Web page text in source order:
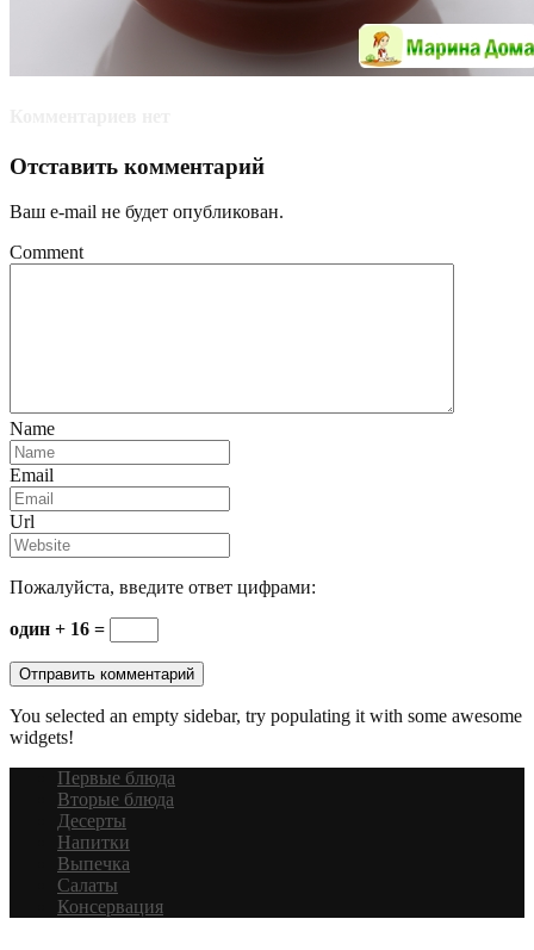
Отставить комментарий
Ваш e-mail не будет опубликован.
Comment
Name
Email
Url
Пожалуйста, введите ответ цифрами:
один + 16 =
You selected an empty sidebar, try populating it with some awesome
widgets!
Первые блюда
Вторые блюда
Десерты
Напитки
Выпечка
Салаты
Консервация